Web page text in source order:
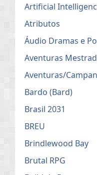
Artificial
Atributos
Áudio Dramas e
Aventuras
Aventuras/
Bardo (Bard)
Brasil 2031
BREU
Brindlewood Bay
Brutal RPG